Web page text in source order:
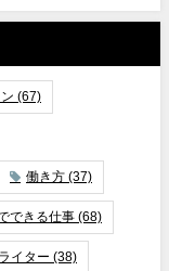
(67)
働き方 (37)
できる仕事 (68)
イター (38)